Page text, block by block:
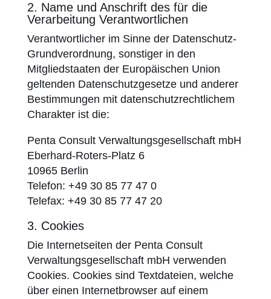
2. Name und Anschrift des für die
Verarbeitung Verantwortlichen
Verantwortlicher im Sinne der Datenschutz-
Grundverordnung, sonstiger in den
Mitgliedstaaten der Europäischen Union
geltenden Datenschutzgesetze und anderer
Bestimmungen mit datenschutzrechtlichem
Charakter ist die:
Penta Consult Verwaltungsgesellschaft mbH
Eberhard-Roters-Platz 6
10965 Berlin
Telefon: +49 30 85 77 47 0
Telefax: +49 30 85 77 47 20
3. Cookies
Die Internetseiten der Penta Consult
Verwaltungsgesellschaft mbH verwenden
Cookies. Cookies sind Textdateien, welche
über einen Internetbrowser auf einem